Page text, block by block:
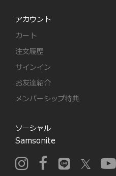
アカウント
カート
注文履歴
サインイン
お友達紹介
メンバーシップ特典
ソーシャル
Samsonite